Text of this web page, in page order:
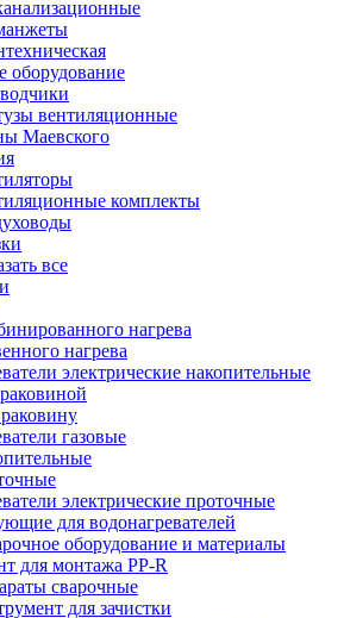
оборудование
вентиляционные
Маевского
комплекты
все
нагрева
нагрева
электрические накопительные
газовые
электрические проточные
для водонагревателей
оборудование и материалы
для монтажа PP-R
сварочные
для зачистки